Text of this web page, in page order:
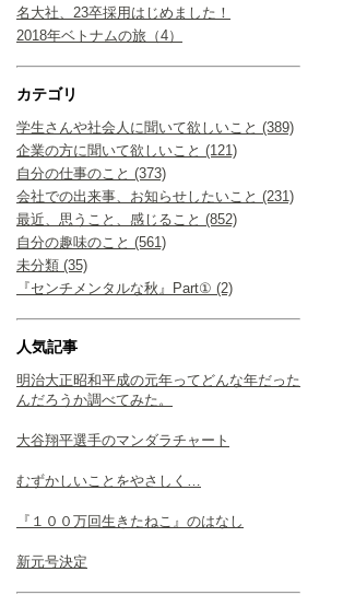
名大社、23卒採用はじめました！
2018年ベトナムの旅（4）
カテゴリ
学生さんや社会人に聞いて欲しいこと (389)
企業の方に聞いて欲しいこと (121)
自分の仕事のこと (373)
会社での出来事、お知らせしたいこと (231)
最近、思うこと、感じること (852)
自分の趣味のこと (561)
未分類 (35)
『センチメンタルな秋』Part① (2)
人気記事
明治大正昭和平成の元年ってどんな年だった
んだろうか調べてみた。
大谷翔平選手のマンダラチャート
むずかしいことをやさしく…
『１００万回生きたねこ』のはなし
新元号決定